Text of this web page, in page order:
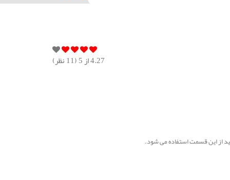
4.27از 5 ( 11نظر)
از این قسمت استفاده می شود.